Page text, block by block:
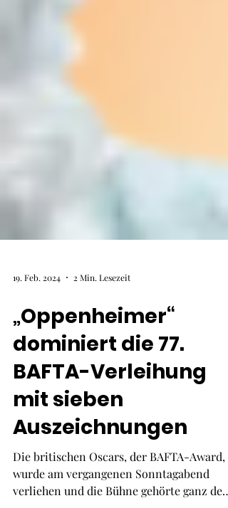
19. Feb. 2024 2 Min. Lesezeit
„Oppenheimer“
dominiert die 77.
BAFTA-Verleihung
mit sieben
Auszeichnungen
Die britischen Oscars, der BAFTA-Award,